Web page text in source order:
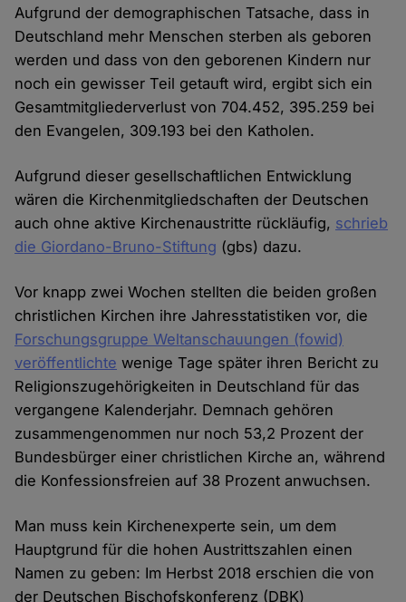
Aufgrund der demographischen Tatsache, dass in
Deutschland mehr Menschen sterben als geboren
werden und dass von den geborenen Kindern nur
noch ein gewisser Teil getauft wird, ergibt sich ein
Gesamtmitgliederverlust von 704.452, 395.259 bei
den Evangelen, 309.193 bei den Katholen.
Aufgrund dieser gesellschaftlichen Entwicklung
wären die Kirchenmitgliedschaften der Deutschen
auch ohne aktive Kirchenaustritte rückläufig, schrieb
die Giordano-Bruno-Stiftung (gbs) dazu.
Vor knapp zwei Wochen stellten die beiden großen
christlichen Kirchen ihre Jahresstatistiken vor, die
Forschungsgruppe Weltanschauungen (fowid)
veröffentlichte wenige Tage später ihren Bericht zu
Religionszugehörigkeiten in Deutschland für das
vergangene Kalenderjahr. Demnach gehören
zusammengenommen nur noch 53,2 Prozent der
Bundesbürger einer christlichen Kirche an, während
die Konfessionsfreien auf 38 Prozent anwuchsen.
Man muss kein Kirchenexperte sein, um dem
Hauptgrund für die hohen Austrittszahlen einen
Namen zu geben: Im Herbst 2018 erschien die von
der Deutschen Bischofskonferenz (DBK)